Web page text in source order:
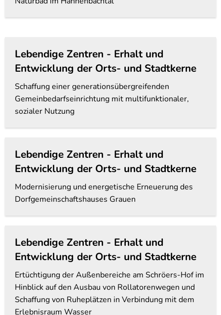
Lebendige Zentren - Erhalt und
Entwicklung der Orts- und Stadtkerne
Schaffung einer generationsübergreifenden
Gemeinbedarfseinrichtung mit multifunktionaler,
sozialer Nutzung
Lebendige Zentren - Erhalt und
Entwicklung der Orts- und Stadtkerne
Modernisierung und energetische Erneuerung des
Dorfgemeinschaftshauses Grauen
Lebendige Zentren - Erhalt und
Entwicklung der Orts- und Stadtkerne
Ertüchtigung der Außenbereiche am Schröers-Hof im
Hinblick auf den Ausbau von Rollatorenwegen und
Schaffung von Ruheplätzen in Verbindung mit dem
Erlebnisraum Wasser